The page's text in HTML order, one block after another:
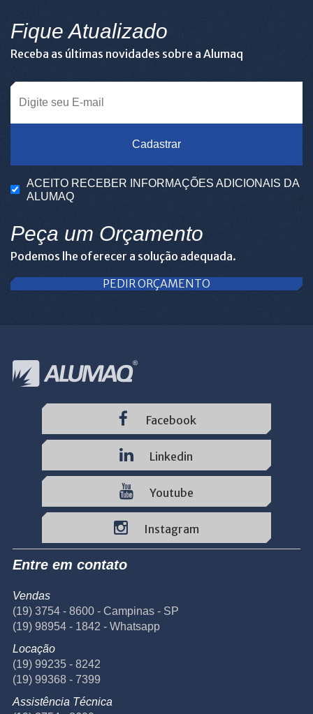
Fique Atualizado
Receba as últimas novidades sobre a Alumaq
Cadastrar
ACEITO RECEBER INFORMAÇÕES ADICIONAIS DA
ALUMAQ
Peça um Orçamento
Podemos lhe oferecer a solução adequada.
PEDIR ORÇAMENTO
Facebook
Linkedin
Youtube
Instagram
Entre em contato
Vendas
(19) 3754 - 8600 - Campinas - SP
(19) 98954 - 1842 - Whatsapp
Locação
(19) 99235 - 8242
(19) 99368 - 7399
Assistência Técnica